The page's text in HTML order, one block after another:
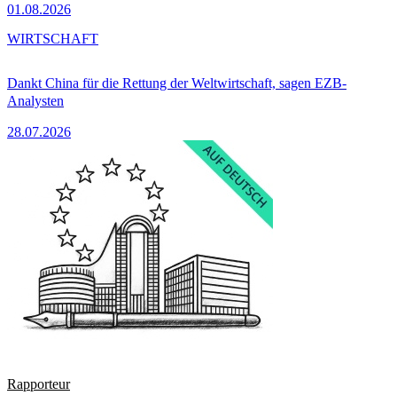
01.08.2026
Dankt China für die Rettung der Weltwirtschaft, sagen EZB-
Analysten
28.07.2026
WIRTSCHAFT
Rapporteur